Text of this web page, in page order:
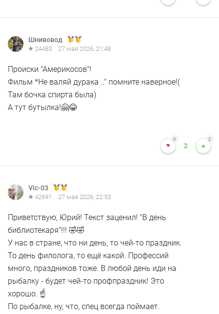
Шнивовод
24483 27 мая 2026, 21:48
Происки "Америкосов"!
Фильм *Не валяй дурака .." помните наверное!(
Там бочка спирта была)
А тут бутылка!🤗😂
0
2
2
Vic-03
42691 27 мая 2026, 22:53
Приветствую, Юрий! Текст заценил! "В день
библиотекаря"!!! 🤣🤣
У нас в стране, что ни день, то чей-то праздник.
То день филолога, то ещё какой. Профессий
много, праздников тоже. В любой день иди на
рыбалку - будет чей-то профпраздник! Это
хорошо. ☝
По рыбалке, ну, что, спец всегда поймает.